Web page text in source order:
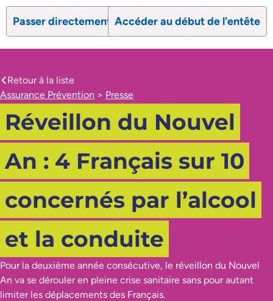
Passer directement au contenu
search
Accéder au début de l'entête
caret-left
Retour à la liste
Assurance Prévention > Presse
Réveillon du Nouvel
An : 4 Français sur 10
concernés par l’alcool
et la conduite
Pour la deuxième année consécutive, le réveillon du Nouvel
An va se dérouler en pleine crise sanitaire sans pour autant
limiter les déplacements des Français.